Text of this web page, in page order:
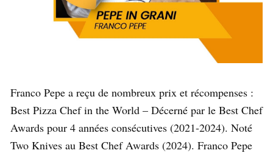
Franco Pepe a reçu de nombreux prix et récompenses :
Best Pizza Chef in the World – Décerné par le Best Chef
Awards pour 4 années consécutives (2021-2024). Noté
Two Knives au Best Chef Awards (2024). Franco Pepe